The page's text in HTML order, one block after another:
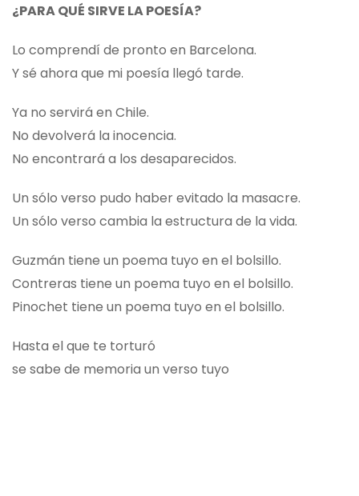
¿PARA QUÉ SIRVE LA POESÍA?
Lo comprendí de pronto en Barcelona.
Y sé ahora que mi poesía llegó tarde.
Ya no servirá en Chile.
No devolverá la inocencia.
No encontrará a los desaparecidos.
Un sólo verso pudo haber evitado la masacre.
Un sólo verso cambia la estructura de la vida.
Guzmán tiene un poema tuyo en el bolsillo.
Contreras tiene un poema tuyo en el bolsillo.
Pinochet tiene un poema tuyo en el bolsillo.
Hasta el que te torturó
se sabe de memoria un verso tuyo